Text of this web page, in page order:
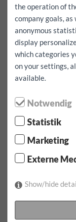
max./nap
100 km
Teljes foglalás
Azt akarom, hogy
kölcsönzés:
Többletbiztosítás:
kölcsönzés:
07:00karóra
EUR
További
incl. autópályadíj
the operation of
company goals,
anonymous
display
which categories
on your settings,
available.
Notwendig
Statistik
Marketing
Externe
Show/hide